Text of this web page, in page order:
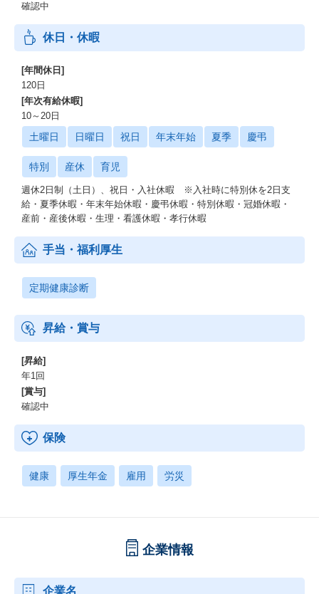
確認中
休日・休暇
[年間休日]
120日
[年次有給休暇]
10～20日
土曜日 日曜日 祝日 年末年始 夏季 慶弔
特別 産休 育児
週休2日制（土日）、祝日・入社休暇 ※入社時に特別休を2日支
給・夏季休暇・年末年始休暇・慶弔休暇・特別休暇・冠婚休暇・
産前・産後休暇・生理・看護休暇・孝行休暇
手当・福利厚生
定期健康診断
昇給・賞与
[昇給]
年1回
[賞与]
確認中
保険
健康 厚生年金 雇用 労災
企業情報
企業名